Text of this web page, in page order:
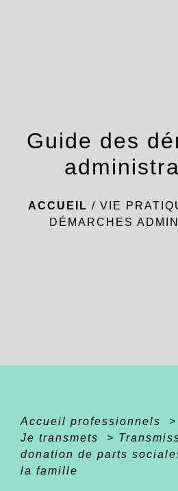
Guide des
ACCUEIL / VIE
DÉMARCHES
Accueil professionnels >
Je transmets
>
donation de parts
la famille